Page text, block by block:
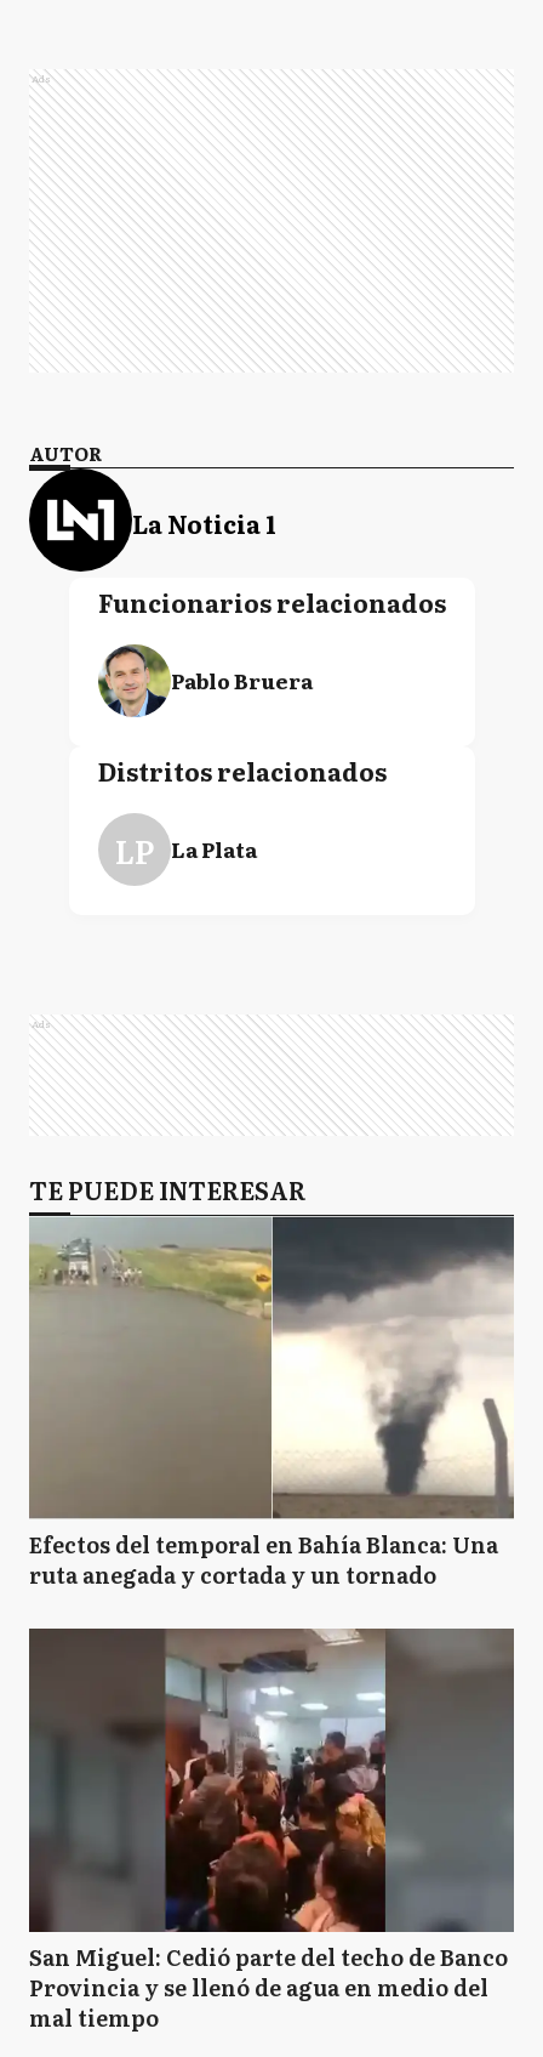
Ads
AUTOR
La Noticia 1
Funcionarios relacionados
Pablo Bruera
Distritos relacionados
LP La Plata
Ads
TE PUEDE INTERESAR
Efectos del temporal en Bahía Blanca: Una
ruta anegada y cortada y un tornado
San Miguel: Cedió parte del techo de Banco
Provincia y se llenó de agua en medio del
mal tiempo